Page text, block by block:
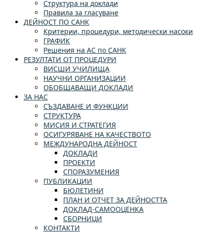
Структура на доклади
Правила за гласуване
ДЕЙНОСТ ПО САНК
Критерии, процедури, методически насоки
ГРАФИК
Решения на АС по САНК
РЕЗУЛТАТИ ОТ ПРОЦЕДУРИ
ВИСШИ УЧИЛИЩА
НАУЧНИ ОРГАНИЗАЦИИ
ОБОБЩАВАЩИ ДОКЛАДИ
ЗА НАС
СЪЗДАВАНЕ И ФУНКЦИИ
СТРУКТУРА
МИСИЯ И СТРАТЕГИЯ
ОСИГУРЯВАНЕ НА КАЧЕСТВОТО
МЕЖДУНАРОДНА ДЕЙНОСТ
ДОКЛАДИ
ПРОЕКТИ
СПОРАЗУМЕНИЯ
ПУБЛИКАЦИИ
БЮЛЕТИНИ
ПЛАН И ОТЧЕТ ЗА ДЕЙНОСТТА
ДОКЛАД-САМООЦЕНКА
СБОРНИЦИ
КОНТАКТИ